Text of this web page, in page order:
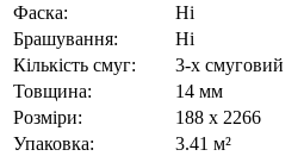
Фаска:
Ні
Брашування:
Ні
Кількість смуг:
3-х смуговий
Товщина:
14 мм
Розміри:
188 x 2266
Упаковка:
3.41 м²